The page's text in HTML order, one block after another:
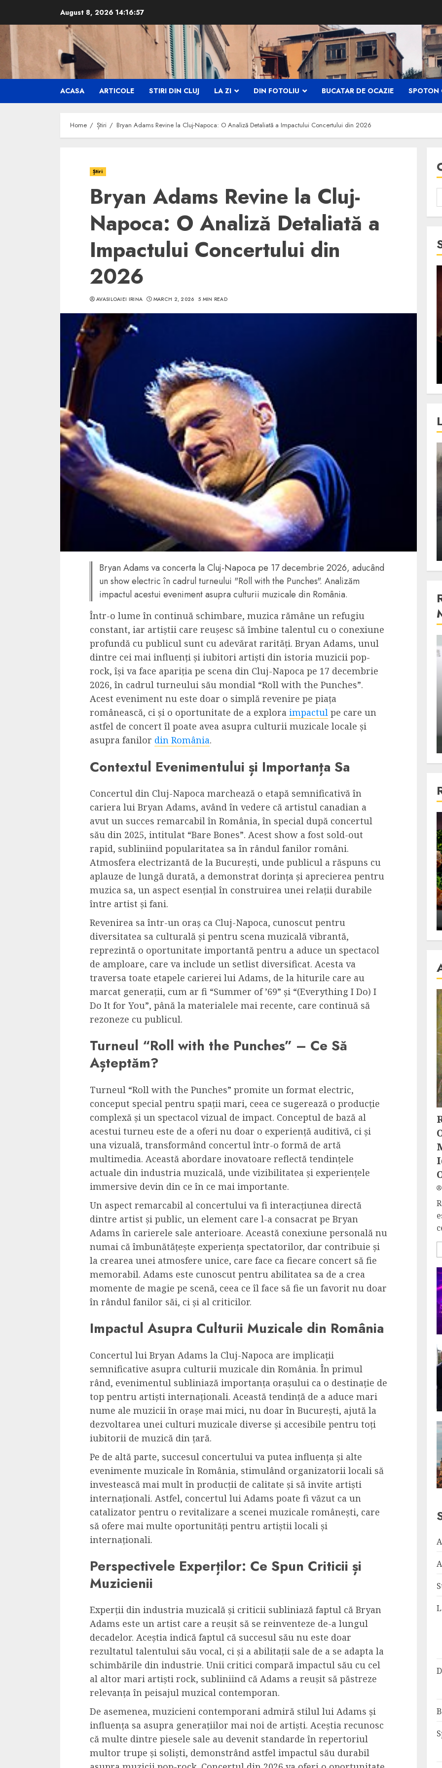
content
August 8, 2026 14:16:58
ACASA ARTICOLE STIRI DIN CLUJ LA ZI DIN FOTOLIU BUCATAR DE OCAZIE SPOTON
Home Știri Bryan Adams Revine la Cluj-Napoca: O Analiză Detaliată a Impactului Concertului din 2026
Știri
Bryan Adams Revine la Cluj-
Napoca: O Analiză Detaliată a
Impactului Concertului din
2026
AVASILOAIEI IRINA MARCH 2, 2026 5 MIN READ
Bryan Adams va concerta la Cluj-Napoca pe 17 decembrie 2026, aducând
un show electric în cadrul turneului "Roll with the Punches". Analizăm
impactul acestui eveniment asupra culturii muzicale din România.
Într-o lume în continuă schimbare, muzica rămâne un refugiu
constant, iar artiștii care reușesc să îmbine talentul cu o conexiune
profundă cu publicul sunt cu adevărat rarități. Bryan Adams, unul
dintre cei mai influenți și iubitori artiști din istoria muzicii pop-
rock, își va face apariția pe scena din Cluj-Napoca pe 17 decembrie
2026, în cadrul turneului său mondial “Roll with the Punches”.
Acest eveniment nu este doar o simplă revenire pe piața
românească, ci și o oportunitate de a explora impactul pe care un
astfel de concert îl poate avea asupra culturii muzicale locale și
asupra fanilor din România.
Contextul Evenimentului și Importanța Sa
Concertul din Cluj-Napoca marchează o etapă semnificativă în
cariera lui Bryan Adams, având în vedere că artistul canadian a
avut un succes remarcabil în România, în special după concertul
său din 2025, intitulat “Bare Bones”. Acest show a fost sold-out
rapid, subliniind popularitatea sa în rândul fanilor români.
Atmosfera electrizantă de la București, unde publicul a răspuns cu
aplauze de lungă durată, a demonstrat dorința și aprecierea pentru
muzica sa, un aspect esențial în construirea unei relații durabile
între artist și fani.
Revenirea sa într-un oraș ca Cluj-Napoca, cunoscut pentru
diversitatea sa culturală și pentru scena muzicală vibrantă,
reprezintă o oportunitate importantă pentru a aduce un spectacol
de amploare, care va include un setlist diversificat. Acesta va
traversa toate etapele carierei lui Adams, de la hiturile care au
marcat generații, cum ar fi “Summer of ’69” și “(Everything I Do) I
Do It for You”, până la materialele mai recente, care continuă să
rezoneze cu publicul.
Turneul “Roll with the Punches” – Ce Să
Așteptăm?
Turneul “Roll with the Punches” promite un format electric,
conceput special pentru spații mari, ceea ce sugerează o producție
complexă și un spectacol vizual de impact. Conceptul de bază al
acestui turneu este de a oferi nu doar o experiență auditivă, ci și
una vizuală, transformând concertul într-o formă de artă
multimedia. Această abordare inovatoare reflectă tendințele
actuale din industria muzicală, unde vizibilitatea și experiențele
immersive devin din ce în ce mai importante.
Un aspect remarcabil al concertului va fi interacțiunea directă
dintre artist și public, un element care l-a consacrat pe Bryan
Adams în carierele sale anterioare. Această conexiune personală nu
numai că îmbunătățește experiența spectatorilor, dar contribuie și
la crearea unei atmosfere unice, care face ca fiecare concert să fie
memorabil. Adams este cunoscut pentru abilitatea sa de a crea
momente de magie pe scenă, ceea ce îl face să fie un favorit nu doar
în rândul fanilor săi, ci și al criticilor.
Impactul Asupra Culturii Muzicale din România
Concertul lui Bryan Adams la Cluj-Napoca are implicații
semnificative asupra culturii muzicale din România. În primul
rând, evenimentul subliniază importanța orașului ca o destinație de
top pentru artiști internaționali. Această tendință de a aduce mari
nume ale muzicii în orașe mai mici, nu doar în București, ajută la
dezvoltarea unei culturi muzicale diverse și accesibile pentru toți
iubitorii de muzică din țară.
Pe de altă parte, succesul concertului va putea influența și alte
evenimente muzicale în România, stimulând organizatorii locali să
investească mai mult în producții de calitate și să invite artiști
internaționali. Astfel, concertul lui Adams poate fi văzut ca un
catalizator pentru o revitalizare a scenei muzicale românești, care
să ofere mai multe oportunități pentru artiștii locali și
internaționali.
Perspectivele Experților: Ce Spun Criticii și
Muzicienii
Experții din industria muzicală și criticii subliniază faptul că Bryan
Adams este un artist care a reușit să se reinventeze de-a lungul
decadelor. Aceștia indică faptul că succesul său nu este doar
rezultatul talentului său vocal, ci și a abilitații sale de a se adapta la
schimbările din industrie. Unii critici compară impactul său cu cel
al altor mari artiști rock, subliniind că Adams a reușit să păstreze
relevanța în peisajul muzical contemporan.
De asemenea, muzicieni contemporani admiră stilul lui Adams și
influența sa asupra generațiilor mai noi de artiști. Aceștia recunosc
că multe dintre piesele sale au devenit standarde în repertoriul
multor trupe și soliști, demonstrând astfel impactul său durabil
5 min read
SpotOn Cluj
Ce poti vizita in jurul
Clujului cand te afli intr-un
“Orasul Comoara”?
ALEXANDRU S. MAY 31, 2023
Festivalurile Clujului. De
La zi
Razboiul din Gaza, scanteia
fatala pentru Orientul
Mijlociu?
ALEXANDRU S. NOVEMBER 1, 2023
3 min read
Lumina ar putea contribui
si ea la evaporarea apei in
natura
ALEXANDRU S. DECEMBER 27, 2023
3 min read
Din fotoliu
Dungeons & Dragons:
Onoare printre hoti, un
film ca un joc care te
cucereste de la primele
cadre
ALEXANDRU S. MAY 17, 2023
4 min read
Din fotoliu
The Killer, un film care nu a
reusit sa se ridice la
nivelul asteptarilor
publicului si criticilor
4 min read
Bucatar de ocazie
Cele mai delicioase retete
cu piept de curcan
ALEXANDRU S. MAY 24, 2023
4 min read
Bucatar de ocazie
3 retete delicioase in care
carnea de rata e vedeta
ALEXANDRU S.